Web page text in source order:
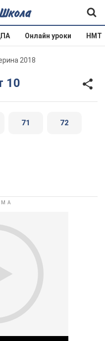
Онлайн уроки НМТ
2018
10
71 72